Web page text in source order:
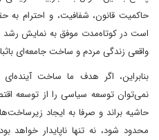
حاکمیت قانون، شفافیت، و احترام به
است در کوتاه‌مدت موفق به نمایش رشد
واقعی زندگی مردم و ساخت جامعه‌ای
بنابراین، اگر هدف ما ساخت
نمی‌توان توسعه سیاسی را از توسعه
حاشیه براند و صرفا به ایجاد
محدود شود، نه تنها ناپایدار خواهد